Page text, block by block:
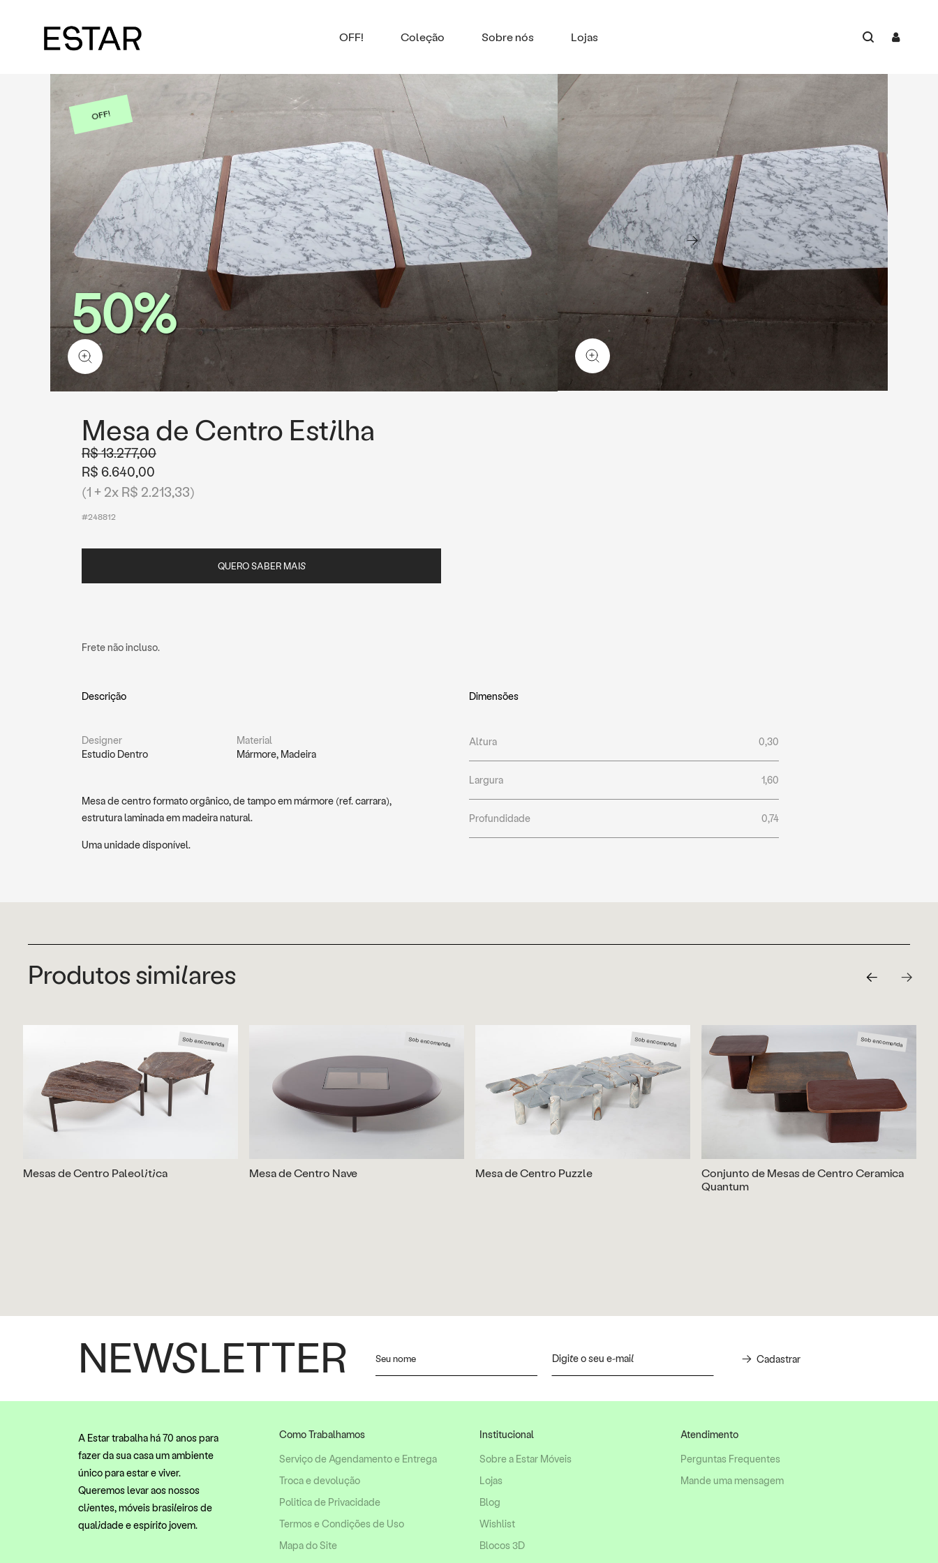
OFF! Coleção Sobre nós Lojas
50%
OFF!
Mesa de Centro Estilha
R$ 13.277,00
R$ 6.640,00
(1 + 2x R$ 2.213,33)
#248812
QUERO SABER MAIS
Frete não incluso.
Descrição Dimensões
Designer
Estudio Dentro
Material
Mármore, Madeira
Mesa de centro formato orgânico, de tampo em mármore (ref. carrara),
estrutura laminada em madeira natural.
Uma unidade disponível.
Altura 0,30
Largura 1,60
Profundidade 0,74
Produtos similares
Sob encomenda
Mesas de Centro Paleolitica
Sob encomenda
Mesa de Centro Nave
Sob encomenda
Mesa de Centro Puzzle
Sob encomenda
Conjunto de Mesas de Centro Ceramica
Quantum
NEWSLETTER Cadastrar
A Estar trabalha há 70 anos para
fazer da sua casa um ambiente
único para estar e viver.
Queremos levar aos nossos
clientes, móveis brasileiros de
qualidade e espírito jovem.
Como Trabalhamos
Serviço de Agendamento e Entrega
Troca e devolução
Politica de Privacidade
Termos e Condições de Uso
Mapa do Site
Institucional
Sobre a Estar Móveis
Lojas
Blog
Wishlist
Blocos 3D
Atendimento
Perguntas Frequentes
Mande uma mensagem